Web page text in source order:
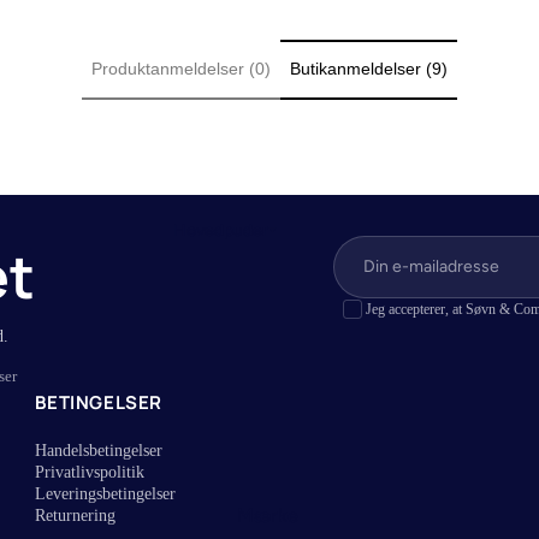
(Lagen til topmadras)
Lagner i bambus
Lagner i hamp
Produktanmeldelser (0) Butikanmeldelser (9)
Jeg accepterer, at Søvn &
BETINGELSER
Handelsbetingelser
Privatlivspolitik
Leveringsbetingelser
Returnering